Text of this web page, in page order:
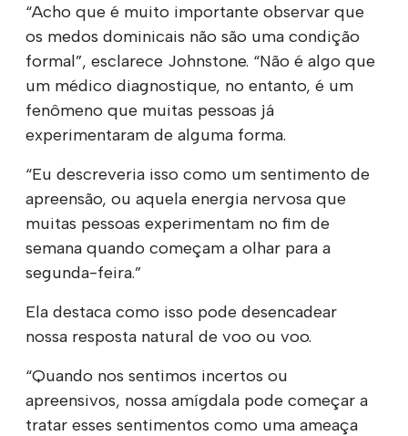
“Acho que é muito importante observar que
os medos dominicais não são uma condição
formal”, esclarece Johnstone. “Não é algo que
um médico diagnostique, no entanto, é um
fenômeno que muitas pessoas já
experimentaram de alguma forma.
“Eu descreveria isso como um sentimento de
apreensão, ou aquela energia nervosa que
muitas pessoas experimentam no fim de
semana quando começam a olhar para a
segunda-feira.”
Ela destaca como isso pode desencadear
nossa resposta natural de voo ou voo.
“Quando nos sentimos incertos ou
apreensivos, nossa amígdala pode começar a
tratar esses sentimentos como uma ameaça